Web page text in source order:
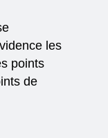
les
points
de